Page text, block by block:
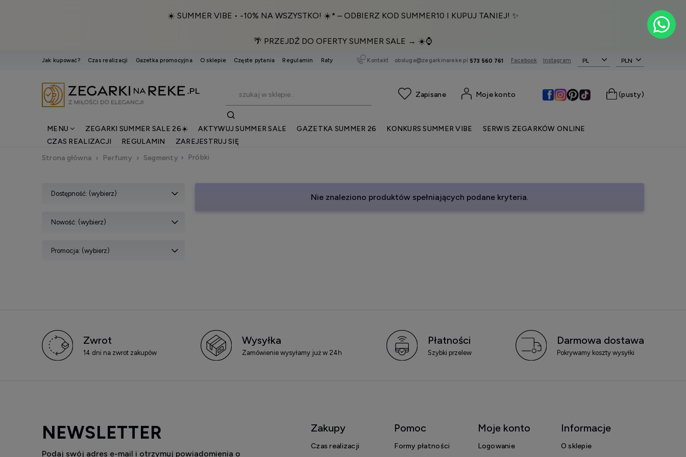
☀️ SUMMER VIBE • -10% NA WSZYSTKO! ☀️* – ODBIERZ KOD SUMMER10 I KUPUJ TANIEJ! ✨
🌴 PRZEJDŹ DO OFERTY SUMMER SALE → ☀️⌚️
Jak kupować? Czas realizacji Gazetka promocyjna O sklepie Częste pytania Regulamin Raty Kontakt obsluga@zegarkinareke.pl 573 560 761 Facebook Instagram PL
(pusty)
Moje konto
MENU ZEGARKI SUMMER SALE 26☀️ AKTYWUJ SUMMER SALE GAZETKA SUMMER 26 KONKURS SUMMER VIBE
SERWIS ZEGARKÓW ONLINE
CZAS REALIZACJI
REGULAMIN
ZAREJESTRUJ SIĘ
Strona główna
Perfumy Segmenty Próbki
Dostępność: (wybierz)
Nowość: (wybierz)
Promocja: (wybierz)
Nie znaleziono produktów spełniających podane kryteria.
Zwrot
14 dni na zwrot zakupów
Wysyłka
Zamówienie wysyłamy już w 24h
Płatności
Szybki przelew
Darmowa dostawa
Pokrywamy koszty wysyłki
NEWSLETTER
Podaj swój adres e-mail i otrzymuj powiadomienia o
Zakupy
Czas realizacji
Pomoc
Formy płatności
Moje konto
Logowanie
Informacje
O sklepie